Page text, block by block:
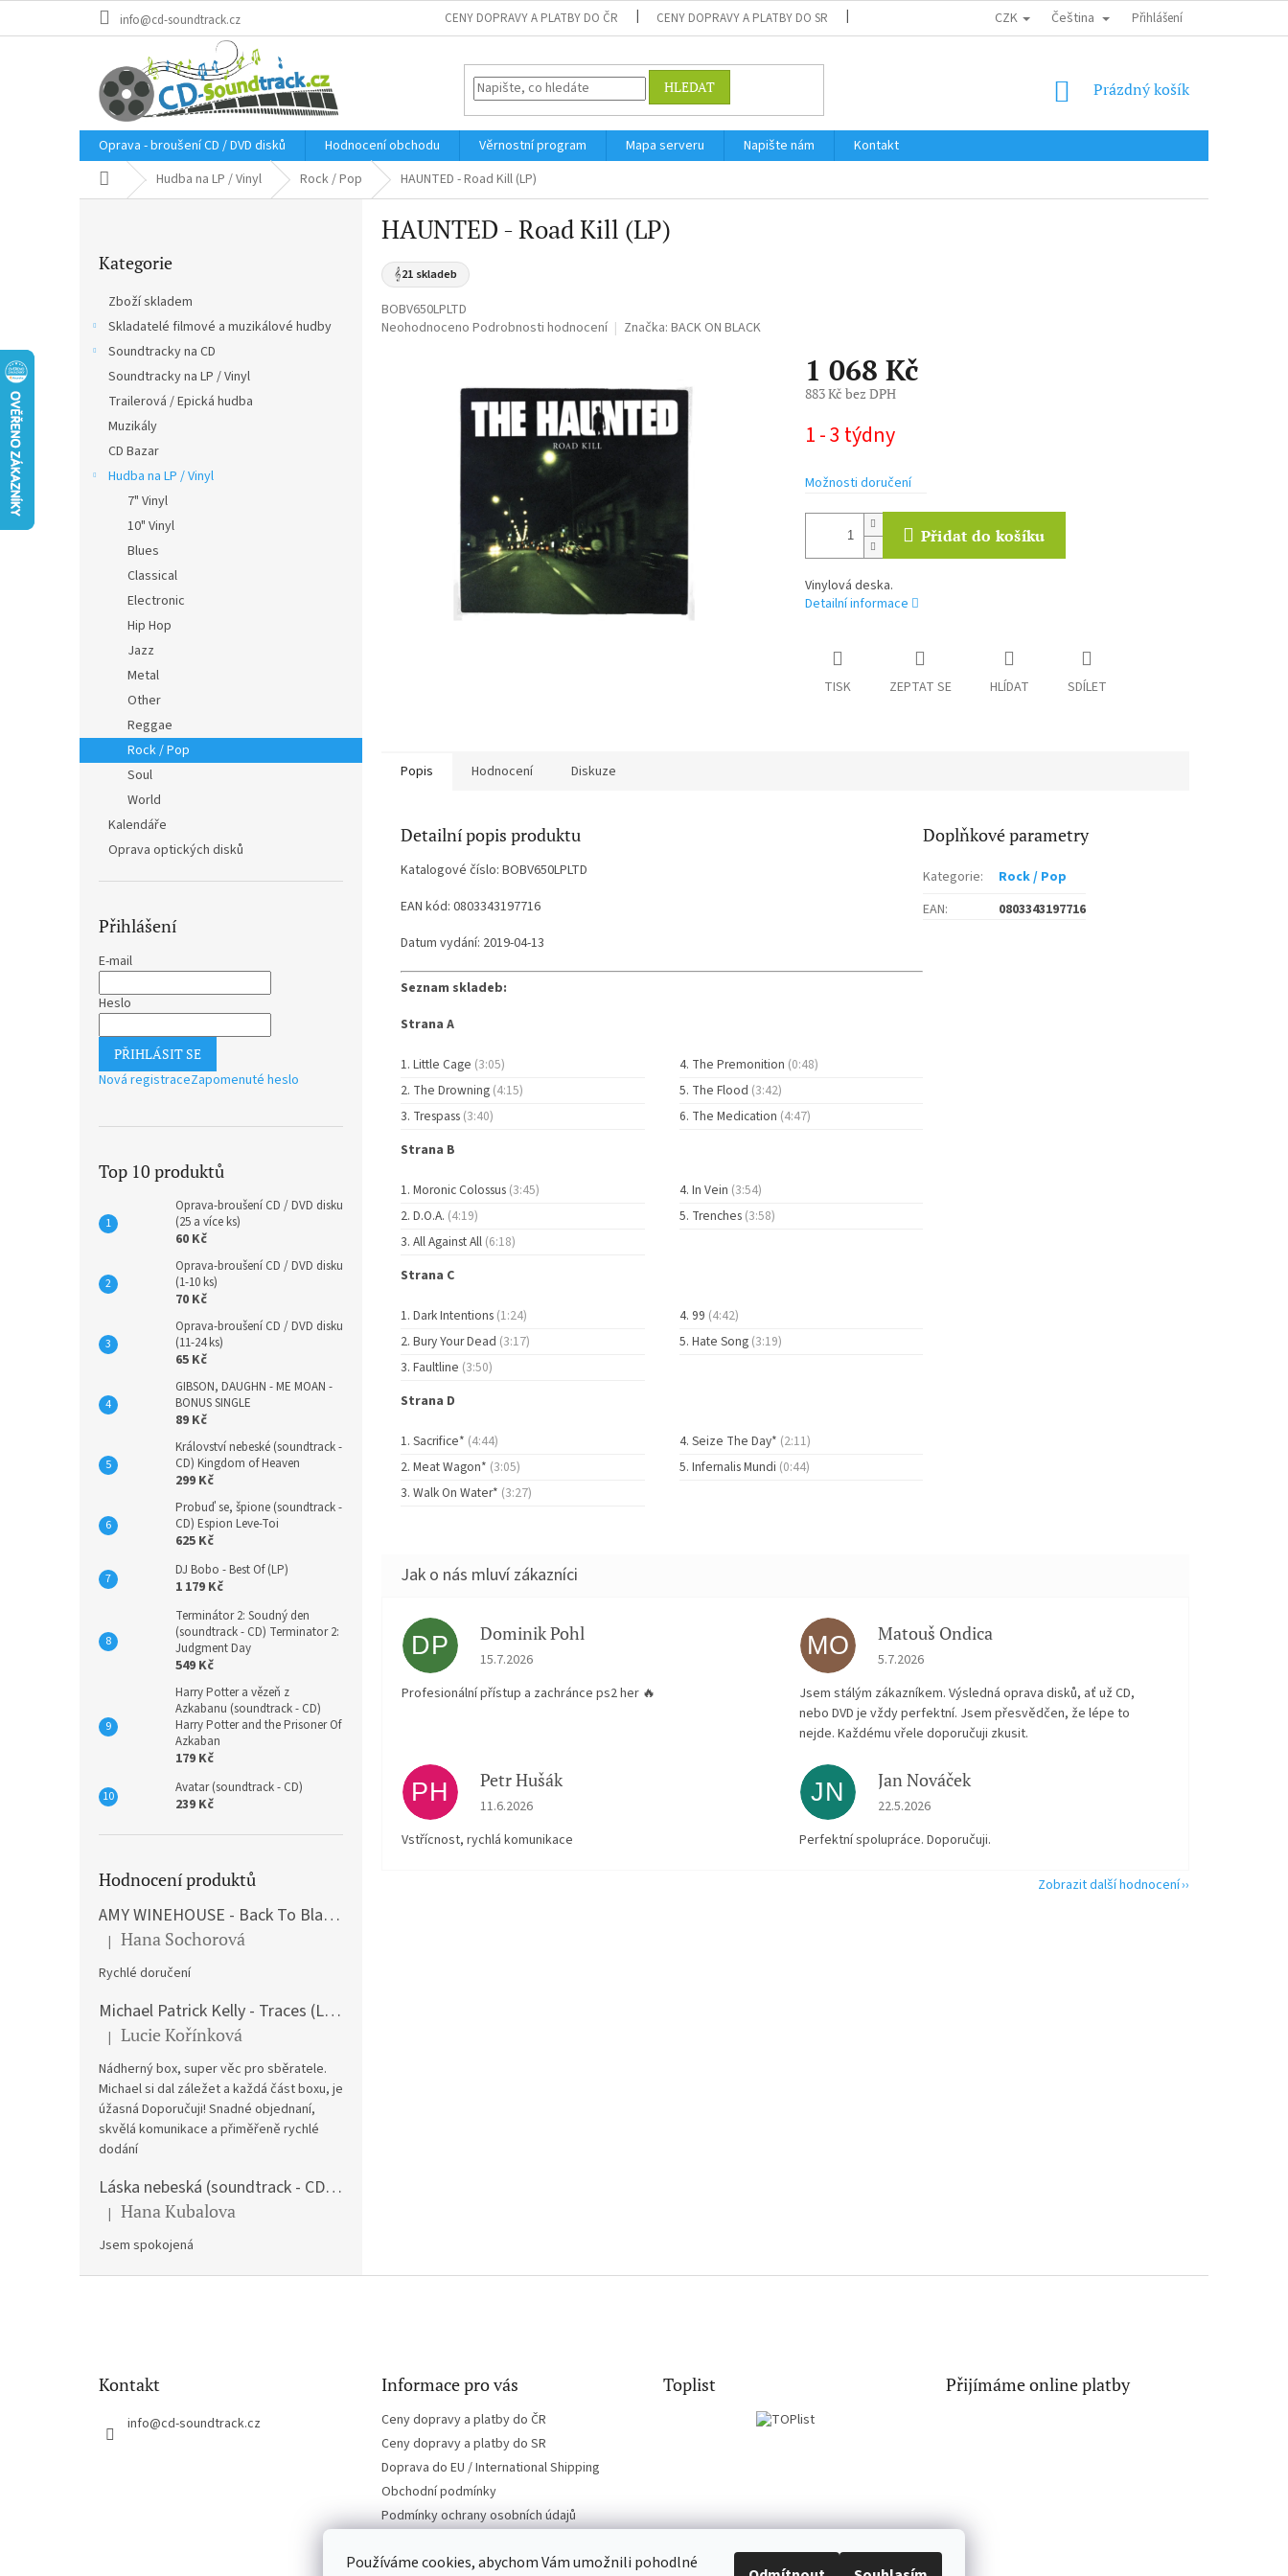
Používáme cookies, abychom Vám umožnili pohodlné
info@cd-soundtrack.cz CENY DOPRAVY A PLATBY DO ČR CENY DOPRAVY A PLATBY DO SR DOPRAVA DO EU / INTERNATIONAL SHIPPING OBCHODNÍ PODMÍNKY
CZK Čeština Přihlášení
HLEDAT
NÁKUPNÍ
Prázdný košík
Oprava - broušení CD / DVD disků Hodnocení obchodu Věrnostní program Mapa serveru Napište nám
Kontakt
Domů Hudba na LP / Vinyl Rock / Pop HAUNTED - Road Kill (LP)
kategorie
Kategorie
Zboží skladem
Skladatelé filmové a muzikálové hudby
Soundtracky na CD
Soundtracky na LP / Vinyl
Trailerová / Epická hudba
Muzikály
CD Bazar
Hudba na LP / Vinyl
7" Vinyl
10" Vinyl
Blues
Classical
Electronic
Hip Hop
Jazz
Metal
Other
Reggae
Rock / Pop
Soul
World
Kalendáře
Oprava optických disků
Přihlášení
E-mail
Heslo
PŘIHLÁSIT SE
Nová registraceZapomenuté heslo
Top 10 produktů
Oprava-broušení CD / DVD disku
(25 a více ks)
60 Kč
Oprava-broušení CD / DVD disku
(1-10 ks)
70 Kč
Oprava-broušení CD / DVD disku
(11-24 ks)
65 Kč
GIBSON, DAUGHN - ME MOAN -
BONUS SINGLE
89 Kč
Království nebeské (soundtrack -
CD) Kingdom of Heaven
299 Kč
Probuď se, špione (soundtrack -
CD) Espion Leve-Toi
625 Kč
DJ Bobo - Best Of (LP)
1 179 Kč
Terminátor 2: Soudný den
(soundtrack - CD) Terminator 2:
Judgment Day
549 Kč
Harry Potter a vězeň z
Azkabanu (soundtrack - CD)
Harry Potter and the Prisoner Of
Azkaban
179 Kč
Avatar (soundtrack - CD)
239 Kč
Hodnocení produktů
AMY WINEHOUSE - Back To Black (LP)
Hodnocení produktu je 5 z 5 hvězdiček.
| Hana Sochorová
Rychlé doručení
Michael Patrick Kelly - Traces (Limited Edition) (Premium Box-Set) (LP)
Hodnocení produktu je 5 z 5 hvězdiček.
| Lucie Kořínková
Nádherný box, super věc pro sběratele.
Michael si dal záležet a každá část boxu, je
úžasná Doporučuji! Snadné objednaní,
skvělá komunikace a přiměřeně rychlé
dodání
Láska nebeská (soundtrack - CD) Love Actually
Hodnocení produktu je 5 z 5 hvězdiček.
| Hana Kubalova
Jsem spokojená
HAUNTED - Road Kill (LP)
𝄞21 skladeb
BOBV650LPLTD
Průměrné
Neohodnoceno Podrobnosti hodnocení Značka: BACK ON BLACK
1 068 Kč
883 Kč bez DPH
cena:
1 - 3 týdny
Možnosti doručení
Přidat do košíku
Vinylová deska.
Detailní informace
TISK ZEPTAT SE HLÍDAT SDÍLET
Popis Hodnocení Diskuze
Detailní popis produktu
Katalogové číslo: BOBV650LPLTD
EAN kód: 0803343197716
Datum vydání: 2019-04-13
Seznam skladeb:
Strana A
Little Cage (3:05)
The Drowning (4:15)
Trespass (3:40)
The Premonition (0:48)
The Flood (3:42)
The Medication (4:47)
Strana B
Moronic Colossus (3:45)
D.O.A. (4:19)
All Against All (6:18)
In Vein (3:54)
Trenches (3:58)
Strana C
Dark Intentions (1:24)
Bury Your Dead (3:17)
Faultline (3:50)
99 (4:42)
Hate Song (3:19)
Strana D
Sacrifice* (4:44)
Meat Wagon* (3:05)
Walk On Water* (3:27)
Seize The Day* (2:11)
Infernalis Mundi (0:44)
Doplňkové parametry
Kategorie:
Rock / Pop
EAN: 0803343197716
DP Dominik Pohl
Hodnocení obchodu je 5 z 5 hvězdiček.
15.7.2026
Profesionální přístup a zachránce ps2 her 🔥
MO Matouš Ondica
Hodnocení obchodu je 5 z 5 hvězdiček.
5.7.2026
Jsem stálým zákazníkem. Výsledná oprava disků, ať už CD,
nebo DVD je vždy perfektní. Jsem přesvědčen, že lépe to
nejde. Každému vřele doporučuji zkusit.
PH Petr Hušák
Hodnocení obchodu je 5 z 5 hvězdiček.
11.6.2026
Vstřícnost, rychlá komunikace
JN Jan Nováček
Hodnocení obchodu je 5 z 5 hvězdiček.
22.5.2026
Perfektní spolupráce. Doporučuji.
Zobrazit další hodnocení
Kontakt
info@cd-soundtrack.cz
Informace pro vás
Ceny dopravy a platby do ČR
Ceny dopravy a platby do SR
Doprava do EU / International Shipping
Obchodní podmínky
Podmínky ochrany osobních údajů
Toplist Přijímáme online platby